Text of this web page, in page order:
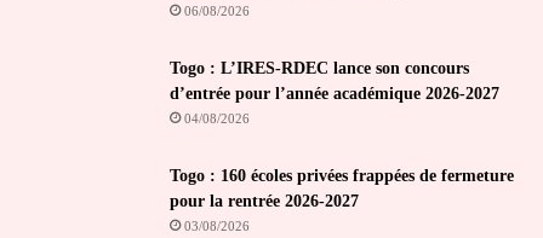
06/08/2026
Togo : L’IRES-RDEC lance son concours
d’entrée pour l’année académique 2026-2027
04/08/2026
Togo : 160 écoles privées frappées de fermeture
pour la rentrée 2026-2027
03/08/2026